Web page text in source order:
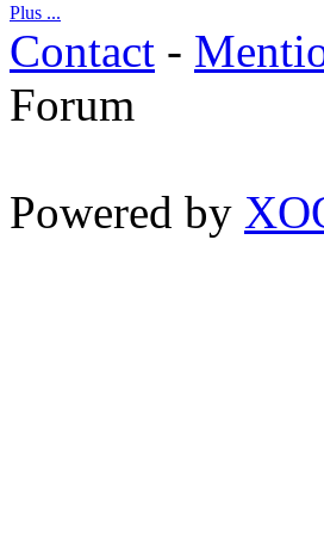
Plus ...
Contact -
Forum
Powered by